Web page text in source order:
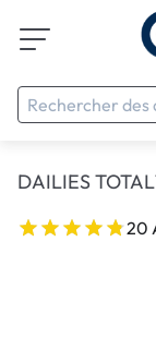
DAILIES
20